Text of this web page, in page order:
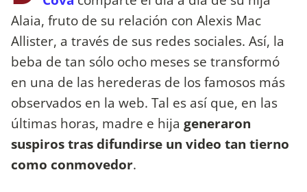
Alaia, fruto de su relación con Alexis Mac
Allister, a través de sus redes sociales. Así, la
beba de tan sólo ocho meses se transformó
en una de las herederas de los famosos más
observados en la web. Tal es así que, en las
últimas horas, madre e hija generaron
suspiros tras difundirse un video tan tierno
como conmovedor.